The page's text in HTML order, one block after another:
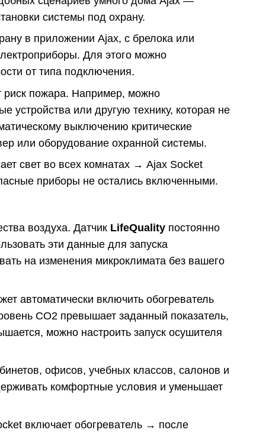
системы под охрану.
в приложении Ajax, с брелока или
Для этого можно
от типа подключения.
риск пожара. Например, можно
устройства или другую технику, которая не
выключению критические
или оборудование охранной системы.
свет во всех комнатах → Ajax Socket
приборы не остались включенными.
воздуха. Датчик LifeQuality постоянно
эти данные для запуска
на изменения микроклимата без вашего
автоматически включить обогреватель
CO2 превышает заданный показатель,
можно настроить запуск осушителя
офисов, учебных классов, салонов и
комфортные условия и уменьшает
включает обогреватель → после